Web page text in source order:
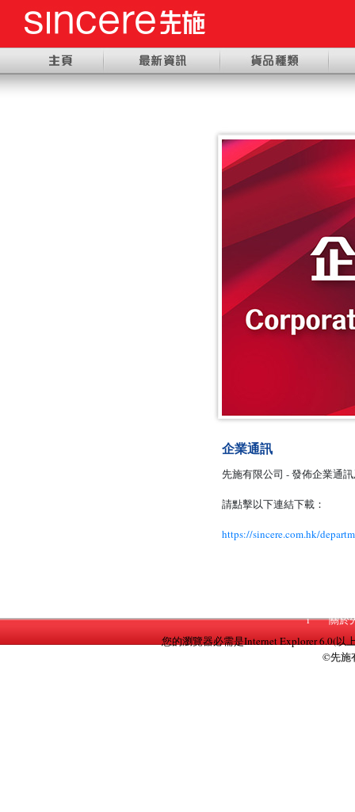
企業通訊
先施有限公司 - 發佈企業通
請點擊以下連結下載：
https://sincere.com.hk/
i
關於
您的瀏覽器必需是Internet Explorer 6.0(以
©先施